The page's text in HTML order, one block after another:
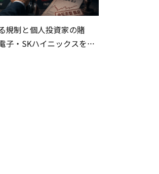
規制と個人投資家の賭
子・SKハイニックスを巡